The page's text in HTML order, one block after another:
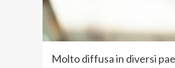
Molto diffusa in diversi